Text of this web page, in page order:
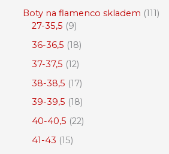
Boty na flamenco skladem 111
27-35,5 9
36-36,5 18
37-37,5 12
38-38,5 17
39-39,5 18
40-40,5 22
41-43 15